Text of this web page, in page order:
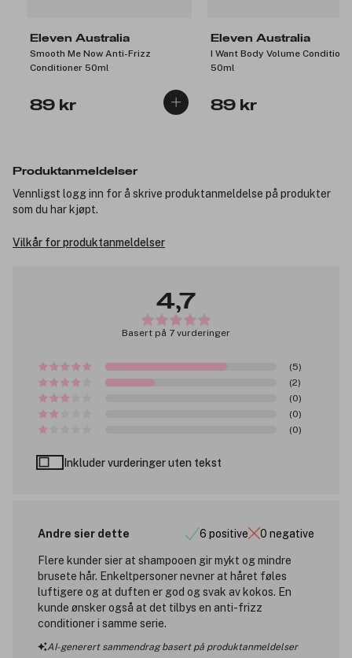
Eleven Australia
Smooth Me Now Anti-Frizz
Conditioner 50ml
89 kr
Eleven Australia
I Want Body Volume
50ml
89 kr
Produktanmeldelser
Vennligst logg inn for å skrive produktanmeldelse på produkter
som du har kjøpt.
Vilkår for produktanmeldelser
4,7
Basert på 7 vurderinger
(5)
(2)
(0)
(0)
(0)
Inkluder vurderinger uten tekst
Andre sier dette 6 positive 0 negative
Flere kunder sier at shampooen gir mykt og mindre
brusete hår. Enkeltpersoner nevner at håret føles
luftigere og at duften er god og svak av kokos. En
kunde ønsker også at det tilbys en anti-frizz
conditioner i samme serie.
AI-generert sammendrag basert på produktanmeldelser